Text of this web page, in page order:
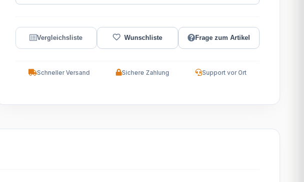
Frage zum Artikel
Schneller Versand Sichere Zahlung Support vor Ort